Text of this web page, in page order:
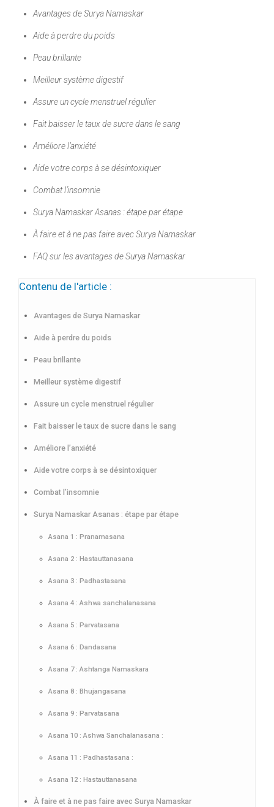
Avantages de Surya Namaskar
Aide à perdre du poids
Peau brillante
Meilleur système digestif
Assure un cycle menstruel régulier
Fait baisser le taux de sucre dans le sang
Améliore l’anxiété
Aide votre corps à se désintoxiquer
Combat l’insomnie
Surya Namaskar Asanas : étape par étape
À faire et à ne pas faire avec Surya Namaskar
FAQ sur les avantages de Surya Namaskar
Contenu de l'article :
Avantages de Surya Namaskar
Aide à perdre du poids
Peau brillante
Meilleur système digestif
Assure un cycle menstruel régulier
Fait baisser le taux de sucre dans le sang
Améliore l’anxiété
Aide votre corps à se désintoxiquer
Combat l’insomnie
Surya Namaskar Asanas : étape par étape
Asana 1 : Pranamasana
Asana 2 : Hastauttanasana
Asana 3 : Padhastasana
Asana 4 : Ashwa sanchalanasana
Asana 5 : Parvatasana
Asana 6 : Dandasana
Asana 7 : Ashtanga Namaskara
Asana 8 : Bhujangasana
Asana 9 : Parvatasana
Asana 10 : Ashwa Sanchalanasana :
Asana 11 : Padhastasana :
Asana 12 : Hastauttanasana
À faire et à ne pas faire avec Surya Namaskar